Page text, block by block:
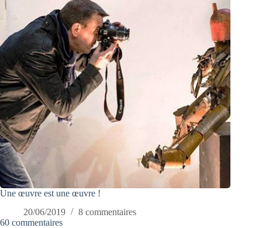
Une œuvre est une œuvre !
20/06/2019
8 commentaires
60 commentaires